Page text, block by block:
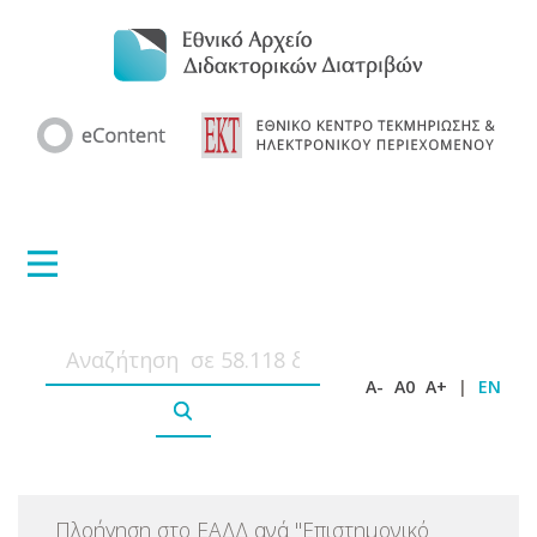
A- A0 A+ | EN
Πλοήγηση στο ΕΑΔΔ ανά "Επιστημονικό